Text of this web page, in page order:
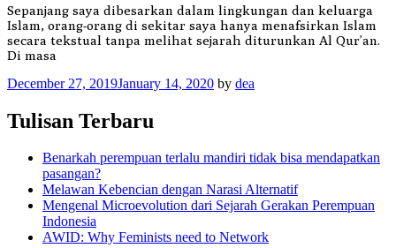
Sepanjang saya dibesarkan dalam lingkungan dan keluarga
Islam, orang-orang di sekitar saya hanya menafsirkan Islam
secara tekstual tanpa melihat sejarah diturunkan Al Qur’an.
Di masa
December 27, 2019January 14, 2020 by dea
Tulisan Terbaru
Benarkah perempuan terlalu mandiri tidak bisa mendapatkan
pasangan?
Melawan Kebencian dengan Narasi Alternatif
Mengenal Microevolution dari Sejarah Gerakan Perempuan
Indonesia
AWID: Why Feminists need to Network